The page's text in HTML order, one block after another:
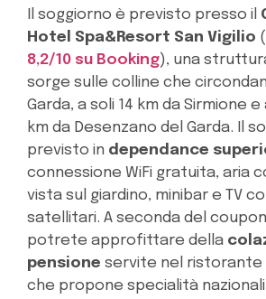
Il soggiorno è previsto presso il
Hotel Spa&Resort San Vigilio (
8,2/10 su Booking), una
sorge sulle colline che
Garda, a soli 14 km da Sirmione e
km da Desenzano del Garda. Il
previsto in dependance
connessione WiFi gratuita, aria
vista sul giardino, minibar e TV
satellitari. A seconda del
potrete approfittare della
pensione servite nel
che propone specialità